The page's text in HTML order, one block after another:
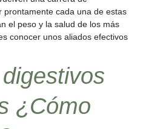
cada una de estas
el peso y la salud de los más
conocer unos aliados efectivos
¿Cómo